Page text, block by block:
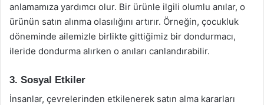
anlamamıza yardımcı olur. Bir ürünle ilgili olumlu anılar, o
ürünün satın alınma olasılığını artırır. Örneğin, çocukluk
döneminde ailemizle birlikte gittiğimiz bir dondurmacı,
ileride dondurma alırken o anıları canlandırabilir.
3. Sosyal Etkiler
İnsanlar, çevrelerinden etkilenerek satın alma kararları